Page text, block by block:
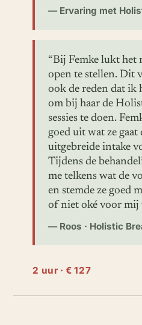
— Ervaring met
“Bij Femke lukt het
open te stellen. Dit
ook de reden dat ik
om bij haar de
sessies te doen.
goed uit wat ze
uitgebreide intake
Tijdens de
me telkens wat de
en stemde ze goed
of niet oké voor mij
— Roos · Holistic
2 uur · € 127